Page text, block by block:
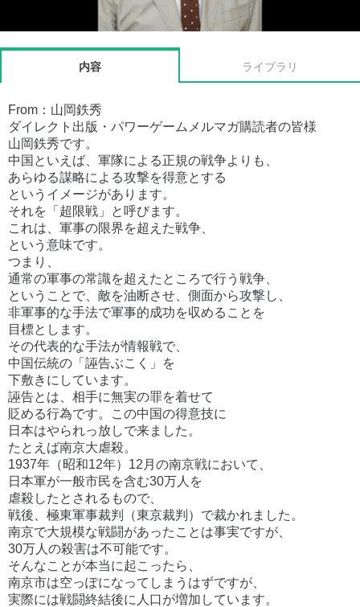
内容 ライブラリ
From：山岡鉄秀
ダイレクト出版・パワーゲームメルマガ購読者の皆様
山岡鉄秀です。
中国といえば、軍隊による正規の戦争よりも、
あらゆる謀略による攻撃を得意とする
というイメージがあります。
それを「超限戦」と呼びます。
これは、軍事の限界を超えた戦争、
という意味です。
つまり、
通常の軍事の常識を超えたところで行う戦争、
ということで、敵を油断させ、側面から攻撃し、
非軍事的な手法で軍事的成功を収めることを
目標とします。
その代表的な手法が情報戦で、
中国伝統の「誣告ぶこく」を
下敷きにしています。
誣告とは、相手に無実の罪を着せて
貶める行為です。この中国の得意技に
日本はやられっ放しで来ました。
たとえば南京大虐殺。
1937年（昭和12年）12月の南京戦において、
日本軍が一般市民を含む30万人を
虐殺したとされるもので、
戦後、極東軍事裁判（東京裁判）で裁かれました。
南京で大規模な戦闘があったことは事実ですが、
30万人の殺害は不可能です。
そんなことが本当に起こったら、
南京市は空っぽになってしまうはずですが、
実際には戦闘終結後に人口が増加しています。